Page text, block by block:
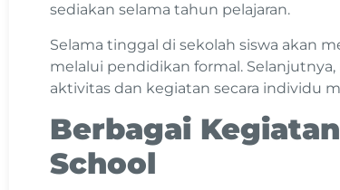
sediakan selama tahun pelajaran.
Selama tinggal di sekolah siswa akan
melalui pendidikan formal.
aktivitas dan kegiatan secara individu
Berbagai
School